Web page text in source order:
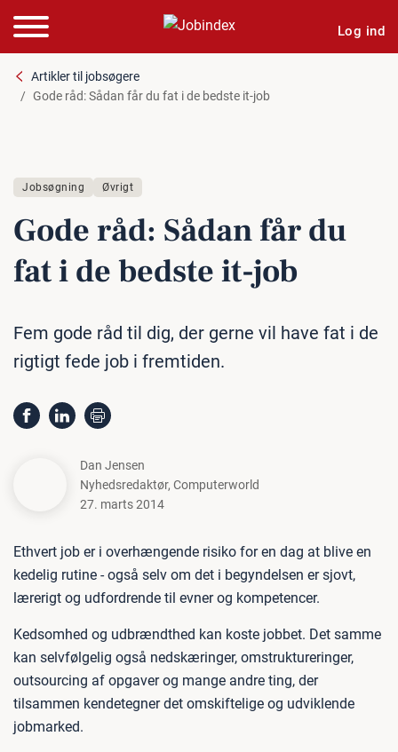
Log ind
Artikler til jobsøgere
Gode råd: Sådan får du fat i de bedste it-job
Jobsøgning Øvrigt
Gode råd: Sådan får du
fat i de bedste it-job
Fem gode råd til dig, der gerne vil have fat i de
rigtigt fede job i fremtiden.
Dan Jensen
Nyhedsredaktør, Computerworld
27. marts 2014
Ethvert job er i overhængende risiko for en dag at blive en
kedelig rutine - også selv om det i begyndelsen er sjovt,
lærerigt og udfordrende til evner og kompetencer.
Kedsomhed og udbrændthed kan koste jobbet. Det samme
kan selvfølgelig også nedskæringer, omstruktureringer,
outsourcing af opgaver og mange andre ting, der
tilsammen kendetegner det omskiftelige og udviklende
jobmarked.